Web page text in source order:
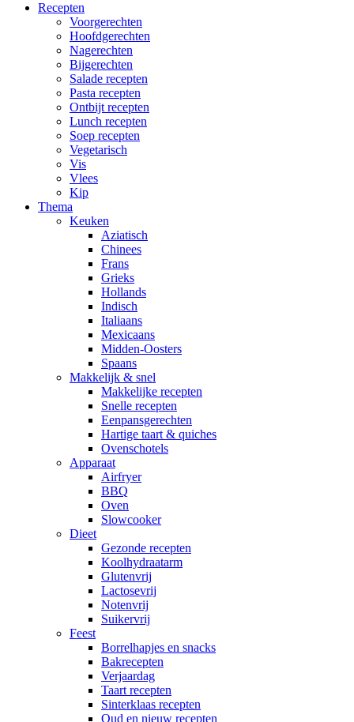
Recepten
Voorgerechten
Hoofdgerechten
Nagerechten
Bijgerechten
Salade recepten
Pasta recepten
Ontbijt recepten
Lunch recepten
Soep recepten
Vegetarisch
Vis
Vlees
Kip
Thema
Keuken
Aziatisch
Chinees
Frans
Grieks
Hollands
Indisch
Italiaans
Mexicaans
Midden-Oosters
Spaans
Makkelijk & snel
Makkelijke recepten
Snelle recepten
Eenpansgerechten
Hartige taart & quiches
Ovenschotels
Apparaat
Airfryer
BBQ
Oven
Slowcooker
Dieet
Gezonde recepten
Koolhydraatarm
Glutenvrij
Lactosevrij
Notenvrij
Suikervrij
Feest
Borrelhapjes en snacks
Bakrecepten
Verjaardag
Taart recepten
Sinterklaas recepten
Oud en nieuw recepten